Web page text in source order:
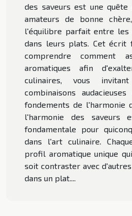
des saveurs est une
amateurs de bonne
l'équilibre parfait entre
dans leurs plats. Cet écrit
comprendre comment
aromatiques afin
culinaires, vous
combinaisons
fondements de l'harmonie
l'harmonie des saveurs
fondamentale pour
dans l'art culinaire.
profil aromatique unique
soit contraster avec
dans un plat....